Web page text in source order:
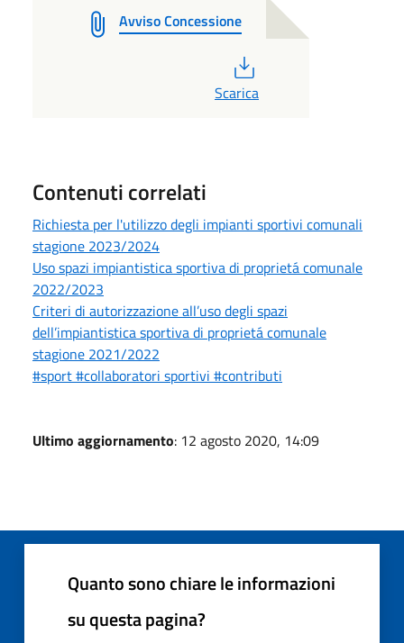
Avviso Concessione
Scarica
Contenuti correlati
Richiesta per l'utilizzo degli impianti sportivi comunali
stagione 2023/2024
Uso spazi impiantistica sportiva di proprietá comunale
2022/2023
Criteri di autorizzazione all’uso degli spazi
dell’impiantistica sportiva di proprietá comunale
stagione 2021/2022
#sport #collaboratori sportivi #contributi
Ultimo aggiornamento: 12 agosto 2020, 14:09
Quanto sono chiare le informazioni
su questa pagina?